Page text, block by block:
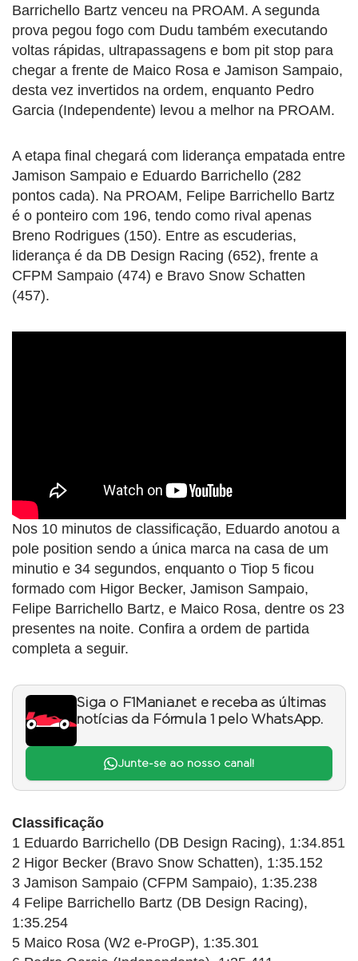
Barrichello Bartz venceu na PROAM. A segunda
prova pegou fogo com Dudu também executando
voltas rápidas, ultrapassagens e bom pit stop para
chegar a frente de Maico Rosa e Jamison Sampaio,
desta vez invertidos na ordem, enquanto Pedro
Garcia (Independente) levou a melhor na PROAM.
A etapa final chegará com liderança empatada entre
Jamison Sampaio e Eduardo Barrichello (282
pontos cada). Na PROAM, Felipe Barrichello Bartz
é o ponteiro com 196, tendo como rival apenas
Breno Rodrigues (150). Entre as escuderias,
liderança é da DB Design Racing (652), frente a
CFPM Sampaio (474) e Bravo Snow Schatten
(457).
Nos 10 minutos de classificação, Eduardo anotou a
pole position sendo a única marca na casa de um
minutio e 34 segundos, enquanto o Tiop 5 ficou
formado com Higor Becker, Jamison Sampaio,
Felipe Barrichello Bartz, e Maico Rosa, dentre os 23
presentes na noite. Confira a ordem de partida
completa a seguir.
Siga o F1Mania.net e receba as últimas
notícias da Fórmula 1 pelo WhatsApp.
Junte-se ao nosso canal!
Classificação
1 Eduardo Barrichello (DB Design Racing), 1:34.851
2 Higor Becker (Bravo Snow Schatten), 1:35.152
3 Jamison Sampaio (CFPM Sampaio), 1:35.238
4 Felipe Barrichello Bartz (DB Design Racing),
1:35.254
5 Maico Rosa (W2 e-ProGP), 1:35.301